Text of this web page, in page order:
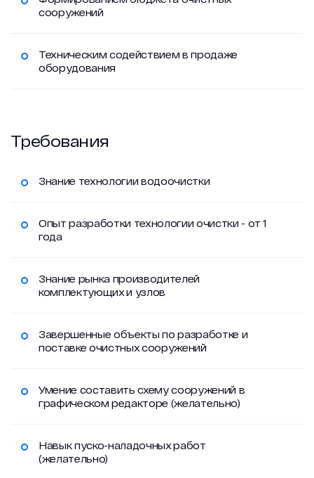
сооружений
Техническим содействием в продаже
оборудования
Требования
Знание технологии водоочистки
Опыт разработки технологии очистки - от 1
года
Знание рынка производителей
комплектующих и узлов
Завершенные объекты по разработке и
поставке очистных сооружений
Умение составить схему сооружений в
графическом редакторе (желательно)
Навык пуско-наладочных работ
(желательно)